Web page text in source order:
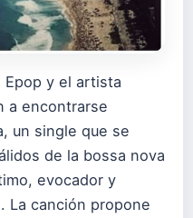
Epop y el artista
a encontrarse
un single que se
de la bossa nova
evocador y
La canción propone